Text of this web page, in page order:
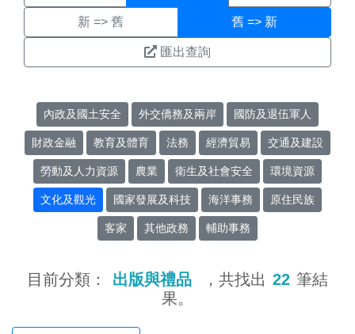
新 => 舊 舊 => 新
匯出查詢
內政及國土安全 外交僑務及兩岸 國防及退伍軍人
財政金融 教育及體育 法務 經濟貿易 交通及建設
勞動及人力資源 農業 衛生及社會安全 環境資源
文化及觀光 國家發展及科技 海洋事務 原住民族
客家 其他政務 輔助事務
目前分類： 出版與禮品 ，共找出 22 筆結
果。